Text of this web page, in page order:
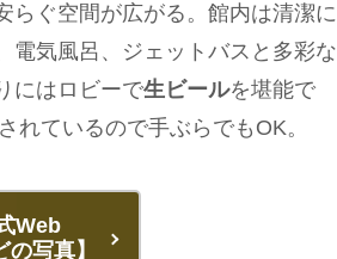
らぐ空間が広がる。館内は清潔に
電気風呂、ジェットバスと多彩な
にはロビーで生ビールを堪能で
れているので手ぶらでもOK。
Web
の写真】